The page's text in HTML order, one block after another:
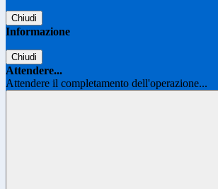
Chiudi
Informazione
Chiudi
Attendere...
Attendere il completamento dell'operazione...